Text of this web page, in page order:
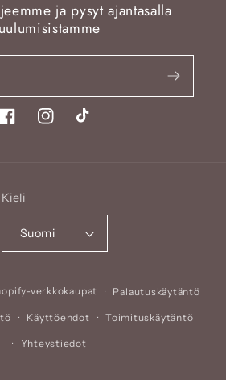
ja pysyt ajantasalla
FacebookInstagramTikTok
Kieli
Suomi
verkkokaupat Palautuskäytäntö
Käyttöehdot Toimituskäytäntö
Yhteystiedot